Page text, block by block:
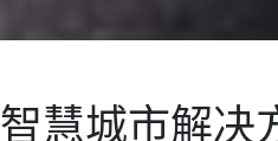
智慧城市解决